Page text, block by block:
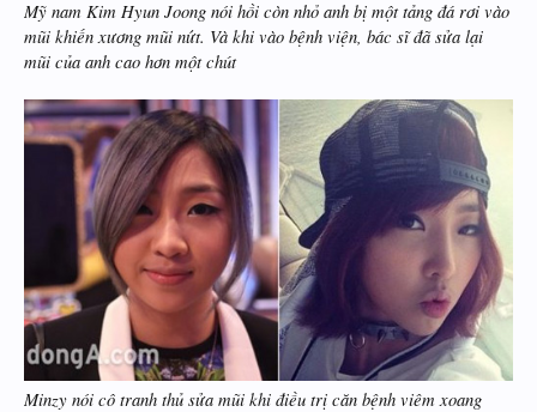
Mỹ nam Kim Hyun Joong nói hồi còn nhỏ anh bị một tảng đá rơi vào
mũi khiến xương mũi nứt. Và khi vào bệnh viện, bác sĩ đã sửa lại
mũi của anh cao hơn một chút
Minzy nói cô tranh thủ sửa mũi khi điều trị căn bệnh viêm xoang